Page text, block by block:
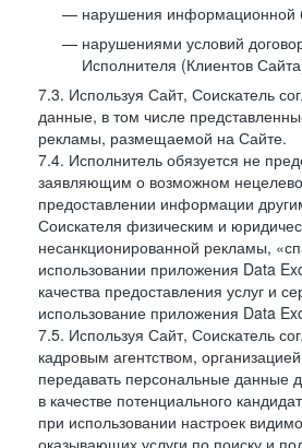
нарушения информационной
нарушениями условий
Исполнителя (Клиентов
7.3. Используя Сайт, Соискатель
данные, в том числе
рекламы, размещаемой на Сайте.
7.4. Исполнитель обязуется не
заявляющим о возможном
предоставлении информации
Соискателя физическим и
несанкционированной рекламы,
использовании приложения Data
качества предоставления услуг и
использование приложения Data
7.5. Используя Сайт, Соискатель
кадровым агентством,
передавать персональные данные
в качестве потенциального
при использовании настроек
оказывающих услуги по поиску и